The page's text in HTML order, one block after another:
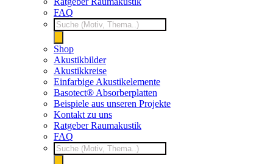
FAQ
Products
search
Shop
Akustikbilder
Akustikkreise
Einfarbige Akustikelemente
Basotect® Absorberplatten
Beispiele aus unseren Projekte
Kontakt zu uns
Ratgeber Raumakustik
FAQ
Products
search